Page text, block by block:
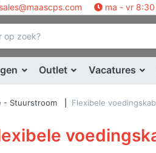
sales@maascps.com ma - vr
Outlet Vacatures
- Stuurstroom Flexibele